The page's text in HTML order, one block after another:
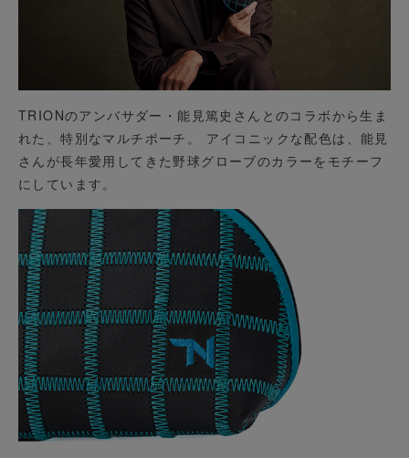
TRIONのアンバサダー・能見篤史さんとのコラボから生ま
れた、特別なマルチポーチ。 アイコニックな配色は、能見
さんが長年愛用してきた野球グローブのカラーをモチーフ
にしています。